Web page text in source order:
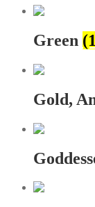
Green
Gold,